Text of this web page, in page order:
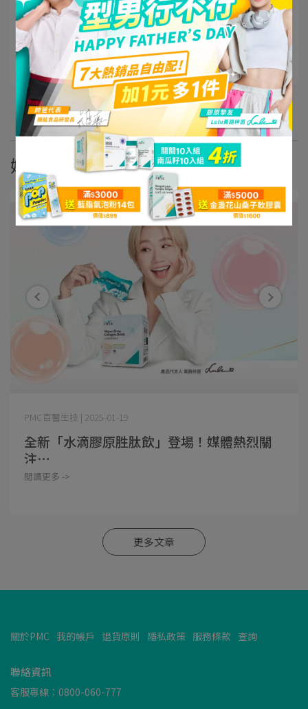
百醫生技四週年公益月，攜手伊甸把愛放大
1⋯
閱讀更多 ->
更多文章
媒體報導
PMC百醫生技 | 2025-01-19
全新「水滴膠原胜肽飲」登場！媒體熱烈關
注⋯
閱讀更多 ->
更多文章
關於PMC 我的帳戶 退貨原則 隱私政策 服務條款 查詢
聯絡資訊
客服專線：0800-060-777